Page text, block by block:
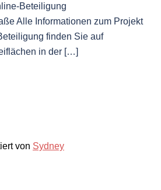
Beteiligung
Alle Informationen zum Projekt
finden Sie auf
in der […]
von Sydney